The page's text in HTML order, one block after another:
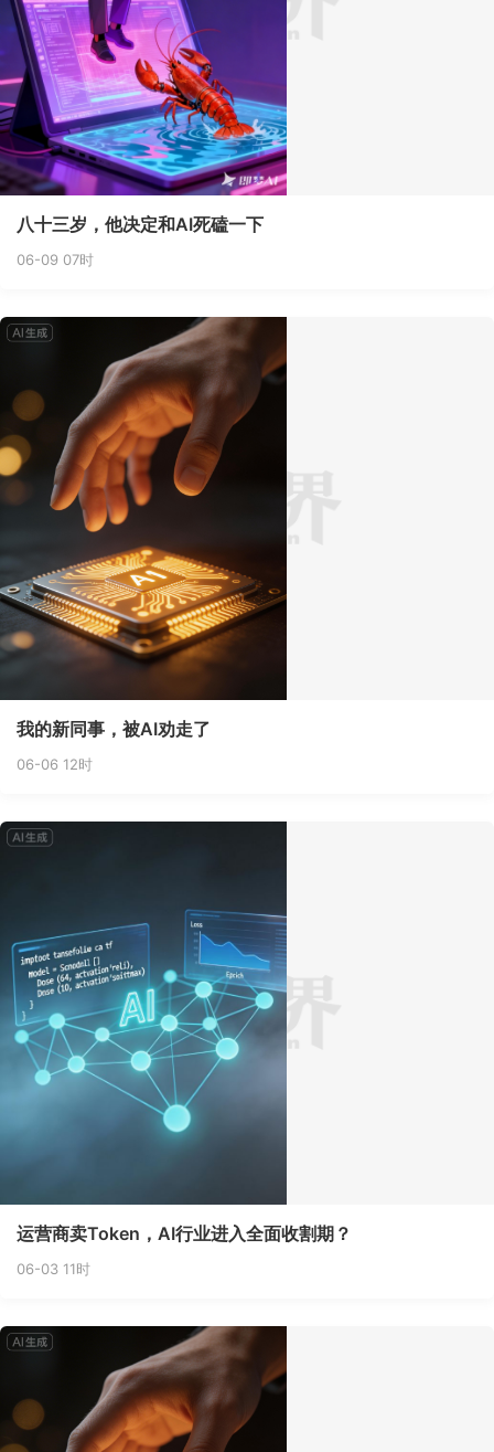
八十三岁，他决定和AI死磕一下
06-09 07时
我的新同事，被AI劝走了
06-06 12时
运营商卖Token，AI行业进入全面收割期？
06-03 11时